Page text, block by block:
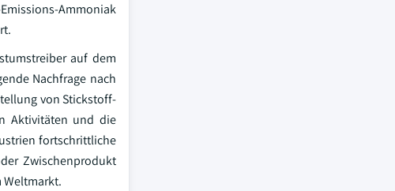
Ammoniak
auf dem
Nachfrage nach
von Stickstoff-
Aktivitäten und die
fortschrittliche
Zwischenprodukt